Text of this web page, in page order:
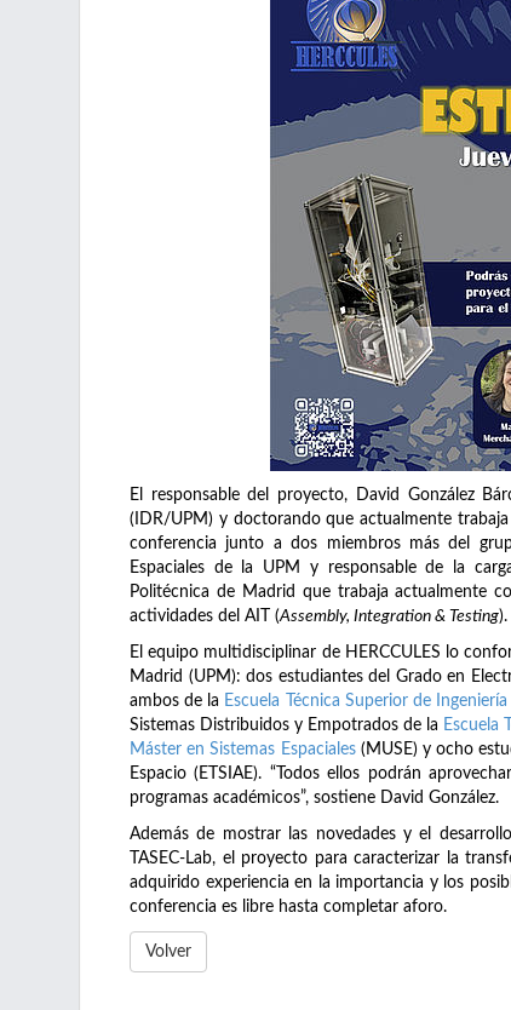
El responsable del proyecto, David González
(IDR/UPM) y doctorando que actualmente
conferencia junto a dos miembros más del
Espaciales de la UPM y responsable de la
Politécnica de Madrid que trabaja actualmente
actividades del AIT (Assembly, Integration & Testing).
El equipo multidisciplinar de HERCCULES lo
Madrid (UPM): dos estudiantes del Grado en
ambos de la Escuela Técnica Superior de
Sistemas Distribuidos y Empotrados de la Escuela
Máster en Sistemas Espaciales(MUSE) y ocho
Espacio (ETSIAE). “Todos ellos podrán
programas académicos”, sostiene David González.
Además de mostrar las novedades y el
TASEC-Lab, el proyecto para caracterizar la
adquirido experiencia en la importancia y los
conferencia es libre hasta completar aforo.
Volver